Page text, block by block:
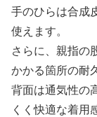
手のひらは合成
使えます。
さらに、親指の
かかる箇所の耐
背面は通気性の
くく快適な着用